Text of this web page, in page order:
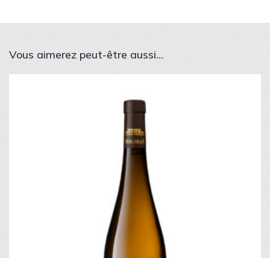
Vous aimerez peut-être aussi…